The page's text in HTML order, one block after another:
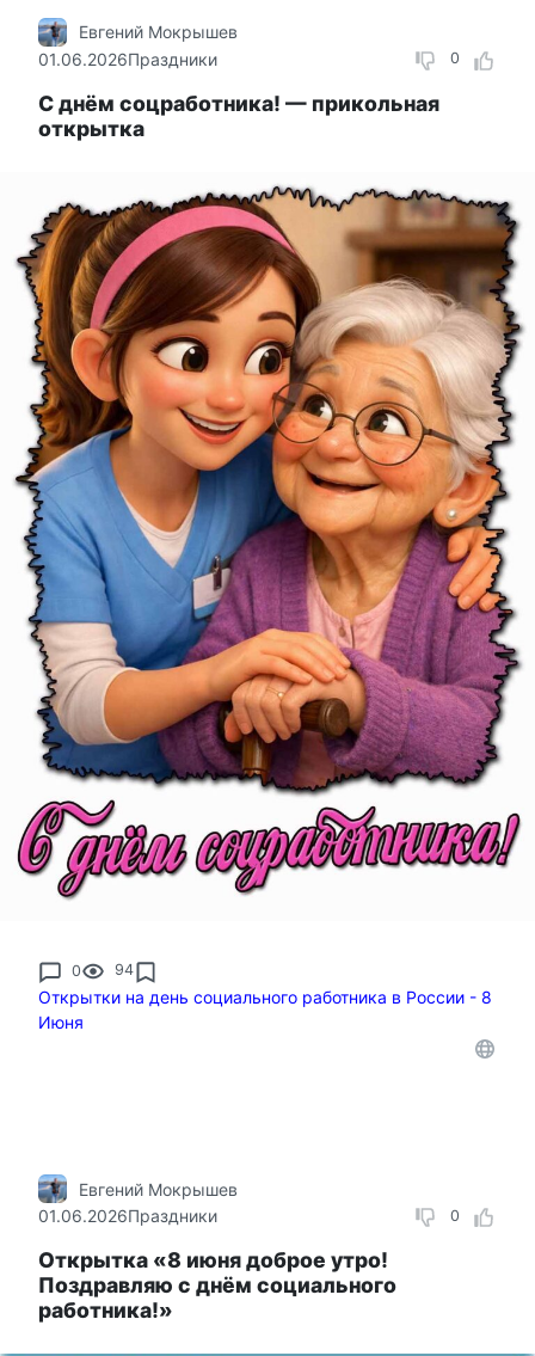
0
Евгений Мокрышев
01.06.2026Праздники
С днём соцработника! — прикольная
открытка
0 94
Открытки на день социального работника в России - 8
Июня
0
Евгений Мокрышев
01.06.2026Праздники
Открытка «8 июня доброе утро!
Поздравляю с днём социального
работника!»